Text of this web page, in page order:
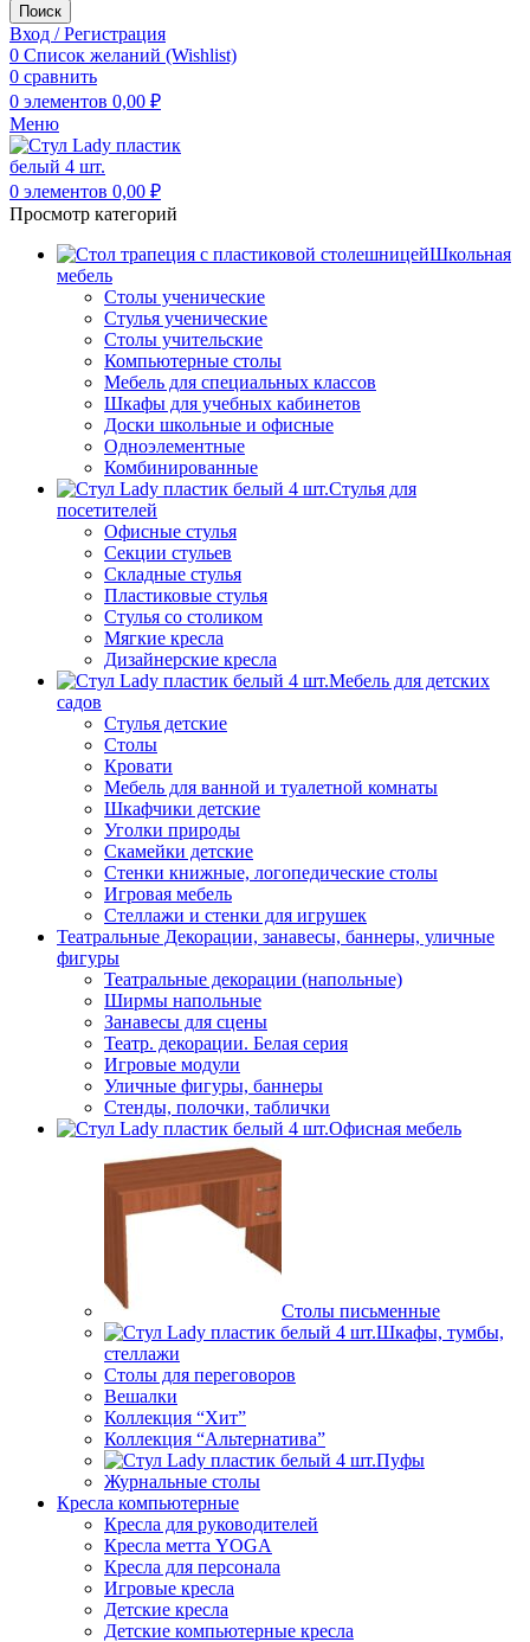
Поиск
Вход / Регистрация
0 Список желаний (Wishlist)
0 сравнить
0 элементов 0,00 ₽
Меню
0 элементов 0,00 ₽
Просмотр категорий
Школьная
мебель
Столы ученические
Стулья ученические
Столы учительские
Компьютерные столы
Мебель для специальных классов
Шкафы для учебных кабинетов
Доски школьные и офисные
Одноэлементные
Комбинированные
Стулья для
посетителей
Офисные стулья
Секции стульев
Складные стулья
Пластиковые стулья
Стулья со столиком
Мягкие кресла
Дизайнерские кресла
Мебель для детских
садов
Стулья детские
Столы
Кровати
Мебель для ванной и туалетной комнаты
Шкафчики детские
Уголки природы
Скамейки детские
Стенки книжные, логопедические столы
Игровая мебель
Стеллажи и стенки для игрушек
Театральные Декорации, занавесы, баннеры, уличные
фигуры
Театральные декорации (напольные)
Ширмы напольные
Занавесы для сцены
Театр. декорации. Белая серия
Игровые модули
Уличные фигуры, баннеры
Стенды, полочки, таблички
Офисная мебель
Столы письменные
Шкафы, тумбы,
стеллажи
Столы для переговоров
Вешалки
Коллекция “Хит”
Коллекция “Альтернатива”
Пуфы
Журнальные столы
Кресла компьютерные
Кресла для руководителей
Кресла метта YOGA
Кресла для персонала
Игровые кресла
Детские кресла
Детские компьютерные кресла